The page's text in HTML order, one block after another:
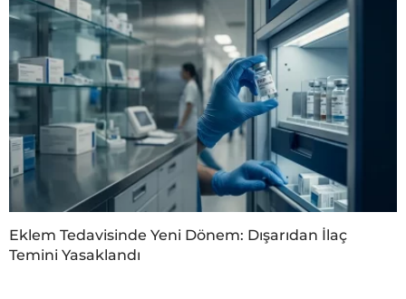
Eklem Tedavisinde Yeni Dönem: Dışarıdan İlaç
Temini Yasaklandı